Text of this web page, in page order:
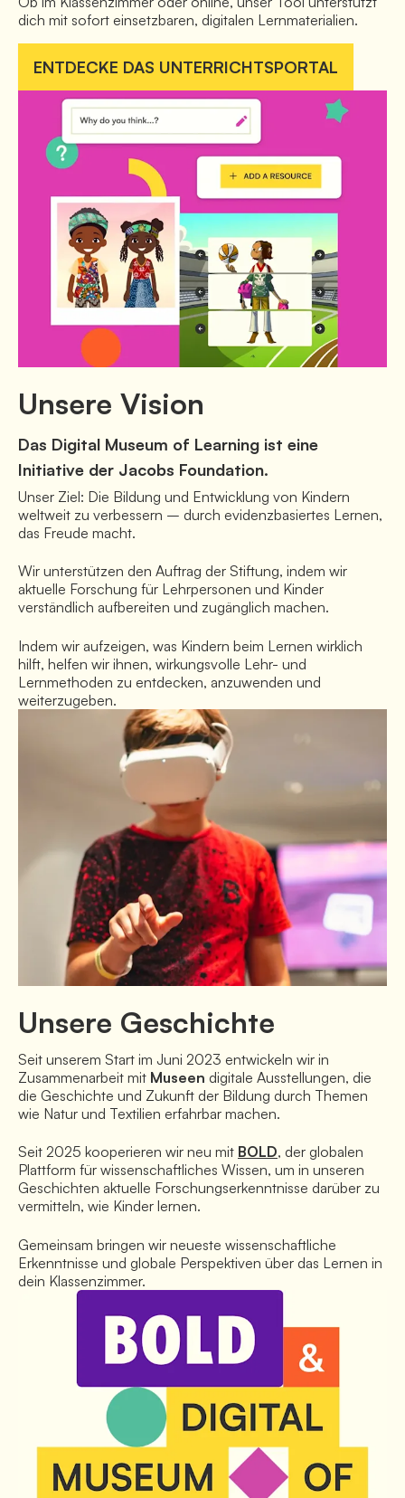
dich mit sofort einsetzbaren, digitalen Lernmaterialien.
ENTDECKE DAS UNTERRICHTSPORTAL
Unsere Vision
Das Digital Museum of Learning ist eine
Initiative der Jacobs Foundation.
Unser Ziel: Die Bildung und Entwicklung von Kindern
weltweit zu verbessern – durch evidenzbasiertes Lernen,
das Freude macht.
Wir unterstützen den Auftrag der Stiftung, indem wir
aktuelle Forschung für Lehrpersonen und Kinder
verständlich aufbereiten und zugänglich machen.
Indem wir aufzeigen, was Kindern beim Lernen wirklich
hilft, helfen wir ihnen, wirkungsvolle Lehr- und
Lernmethoden zu entdecken, anzuwenden und
weiterzugeben.
Unsere Geschichte
Seit unserem Start im Juni 2023 entwickeln wir in
Zusammenarbeit mit Museen digitale Ausstellungen, die
die Geschichte und Zukunft der Bildung durch Themen
wie Natur und Textilien erfahrbar machen.
Seit 2025 kooperieren wir neu mit BOLD, der globalen
Plattform für wissenschaftliches Wissen, um in unseren
Geschichten aktuelle Forschungserkenntnisse darüber zu
vermitteln, wie Kinder lernen.
Gemeinsam bringen wir neueste wissenschaftliche
Erkenntnisse und globale Perspektiven über das Lernen in
dein Klassenzimmer.